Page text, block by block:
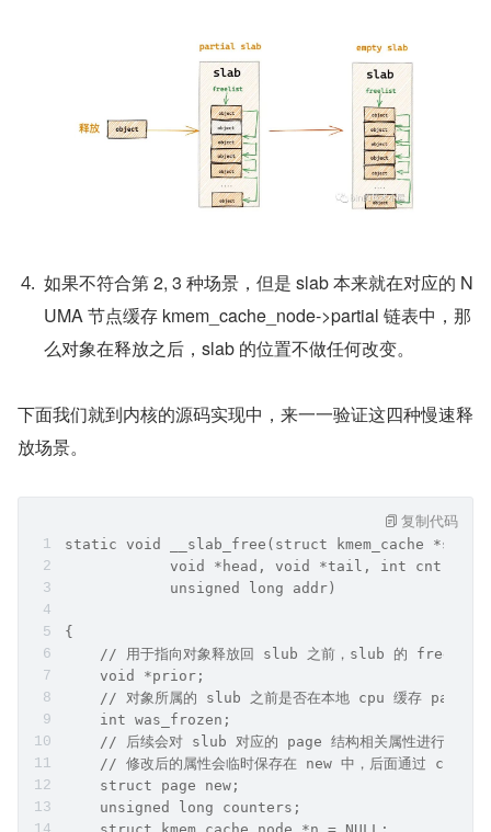
如果不符合第 2, 3 种场景，但是 slab 本来就在对应的 N
UMA 节点缓存 kmem_cache_node->partial 链表中，那
么对象在释放之后，slab 的位置不做任何改变。
下面我们就到内核的源码实现中，来一一验证这四种慢速释
放场景。
static void __slab_free(struct kmem_cache *s,
            void *head, void *tail, int cnt,
            unsigned long addr)
{
    // 用于指向对象释放回 slub 之前，slub 的 freelist
    void *prior;
// 对象所属的 slub 之前是否在本地 cpu 缓存
    int was_frozen;
    // 后续会对 slub 对应的 page 结构相关属性进行修改
// 修改后的属性会临时保存在 new 中，后面通过 cas 替
    struct page new;
    unsigned long counters;
复制代码